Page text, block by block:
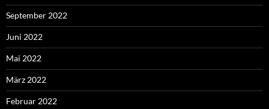
September 2022
Juni 2022
Mai 2022
März 2022
Februar 2022